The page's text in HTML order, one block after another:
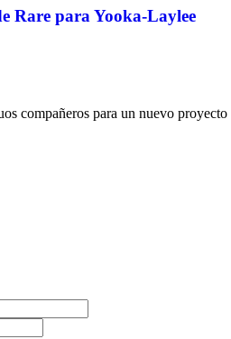
Rare para Yooka-Laylee
compañeros para un nuevo